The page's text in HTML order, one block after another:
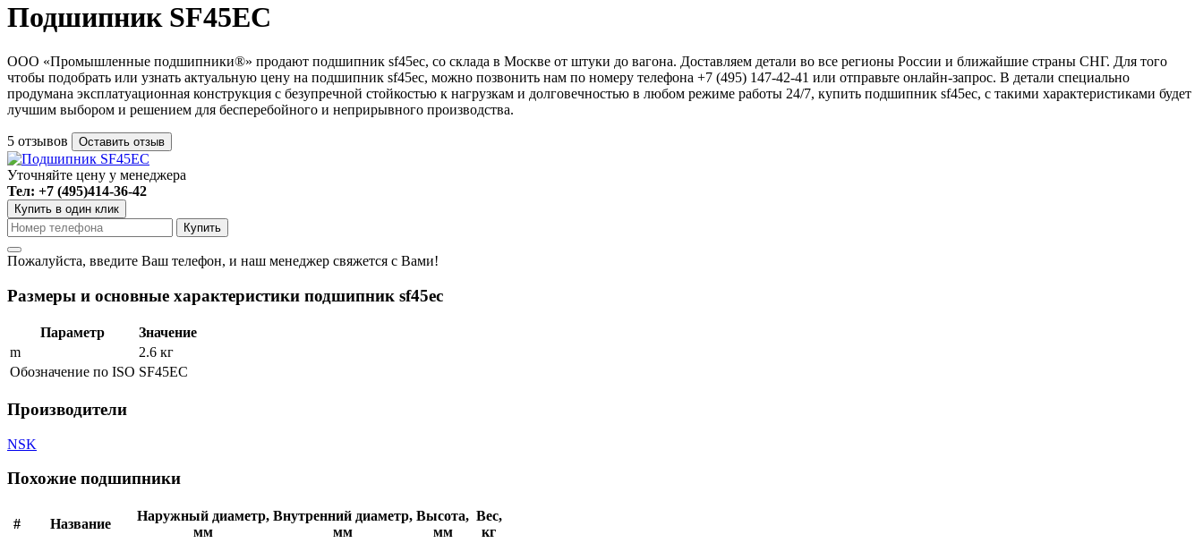
Подшипник SF45EC
ООО «Промышленные подшипники®» продают подшипник sf45ec, со склада в Москве от штуки до вагона. Доставляем детали во все регионы России и ближайшие страны СНГ. Для того
чтобы подобрать или узнать актуальную цену на подшипник sf45ec, можно позвонить нам по номеру телефона +7 (495) 147-42-41 или отправьте онлайн-запрос. В детали специально
продумана эксплатуационная конструкция с безупречной стойкостью к нагрузкам и долговечностью в любом режиме работы 24/7, купить подшипник sf45ec, с такими характеристиками будет
лучшим выбором и решением для бесперебойного и неприрывного производства.
5 отзывов Оставить отзыв
Уточняйте цену у менеджера
Тел: +7 (495)414-36-42
Купить в один клик
Пожалуйста, введите Ваш телефон, и наш менеджер свяжется с Вами!
Размеры и основные характеристики подшипник sf45ec
Параметр
Значение
m
2.6 кг
Обозначение по ISO SF45EC
Производители
NSK
Похожие подшипники
# Название
Наружный диаметр,
мм
Внутренний диаметр,
мм
Высота,
мм
Вес,
кг